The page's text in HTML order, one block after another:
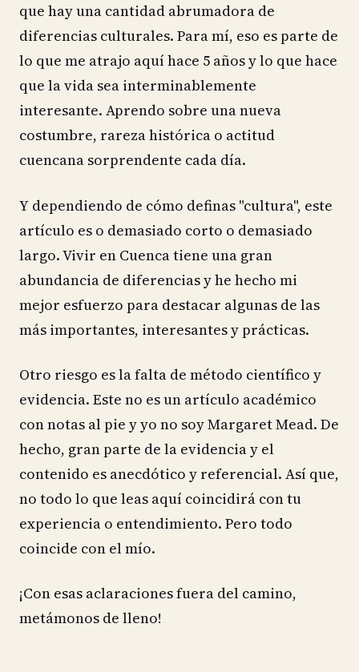
que hay una cantidad abrumadora de
diferencias culturales. Para mí, eso es parte de
lo que me atrajo aquí hace 5 años y lo que hace
que la vida sea interminablemente
interesante. Aprendo sobre una nueva
costumbre, rareza histórica o actitud
cuencana sorprendente cada día.
Y dependiendo de cómo definas "cultura", este
artículo es o demasiado corto o demasiado
largo. Vivir en Cuenca tiene una gran
abundancia de diferencias y he hecho mi
mejor esfuerzo para destacar algunas de las
más importantes, interesantes y prácticas.
Otro riesgo es la falta de método científico y
evidencia. Este no es un artículo académico
con notas al pie y yo no soy Margaret Mead. De
hecho, gran parte de la evidencia y el
contenido es anecdótico y referencial. Así que,
no todo lo que leas aquí coincidirá con tu
experiencia o entendimiento. Pero todo
coincide con el mío.
¡Con esas aclaraciones fuera del camino,
metámonos de lleno!